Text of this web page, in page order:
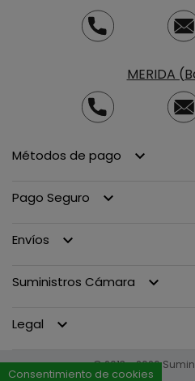
MERIDA
Métodos de pago keyboard_arrow_down
Pago Seguro keyboard_arrow_down
Envíos keyboard_arrow_down
Suministros Cámara keyboard_arrow_down
Legal keyboard_arrow_down
© 2013 - 2026
Consentimiento de cookies